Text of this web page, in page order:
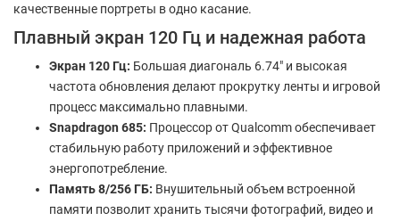
качественные портреты в одно касание.
Плавный экран 120 Гц и надежная работа
Экран 120 Гц: Большая диагональ 6.74" и высокая
частота обновления делают прокрутку ленты и игровой
процесс максимально плавными.
Snapdragon 685: Процессор от Qualcomm обеспечивает
стабильную работу приложений и эффективное
энергопотребление.
Память 8/256 ГБ: Внушительный объем встроенной
памяти позволит хранить тысячи фотографий, видео и